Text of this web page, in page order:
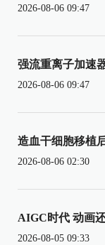
2026-08-06 09:47
强流重离子加速
2026-08-06 09:47
造血干细胞移植
2026-08-06 02:30
AIGC时代 动画
2026-08-05 09:33